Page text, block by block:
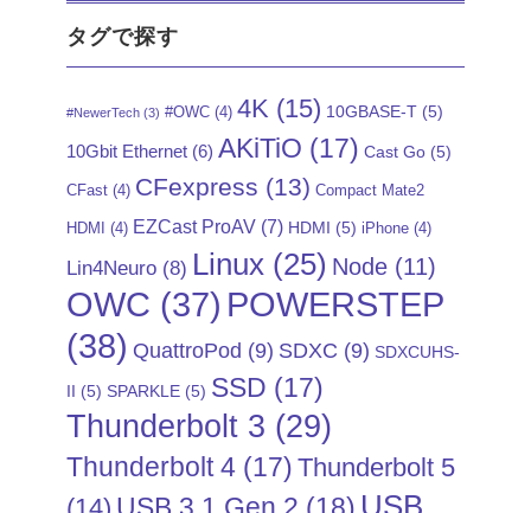
タグで探す
#NewerTech (3) #OWC (4) 4K (15) 10GBASE-T (5)
10Gbit Ethernet (6) AKiTiO (17) Cast Go (5)
CFast (4) CFexpress (13) Compact Mate2
HDMI (4) EZCast ProAV (7) HDMI (5) iPhone (4)
Lin4Neuro (8) Linux (25) Node (11)
OWC (37) POWERSTEP
(38) QuattroPod (9) SDXC (9) SDXCUHS-
II (5) SPARKLE (5) SSD (17)
Thunderbolt 3 (29)
Thunderbolt 4 (17) Thunderbolt 5
USB